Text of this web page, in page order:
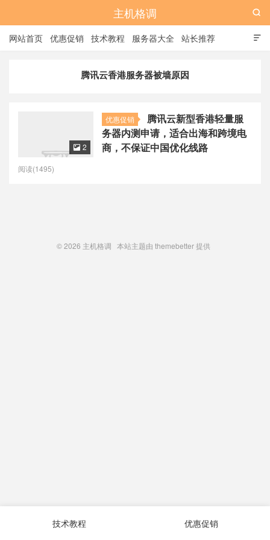
主机格调

网站首页 优惠促销 技术教程 服务器大全 站长推荐

腾讯云香港服务器被墙原因
优惠促销
腾讯云新型香港轻量服
务器内测申请，适合出海和跨境电
商，不保证中国优化线路
 2
阅读(1495)
© 2026 主机格调 本站主题由 themebetter提供
技术教程 优惠促销